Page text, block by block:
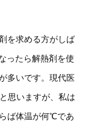
を求める方がしば
ったら解熱剤を使
多いです。現代医
思いますが、私は
ば体温が何℃であ